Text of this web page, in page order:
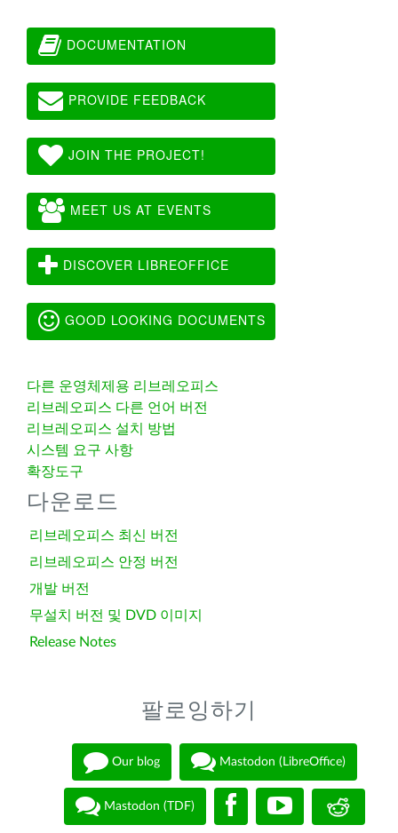
DOCUMENTATION
PROVIDE FEEDBACK
JOIN THE PROJECT!
MEET US AT EVENTS
DISCOVER LIBREOFFICE
GOOD LOOKING DOCUMENTS
다른 운영체제용 리브레오피스
리브레오피스 다른 언어 버전
리브레오피스 설치 방법
시스템 요구 사항
확장도구
다운로드
리브레오피스 최신 버전
리브레오피스 안정 버전
개발 버전
무설치 버전 및 DVD 이미지
Release Notes
팔로잉하기
Our blog Mastodon (LibreOffice)
Mastodon (TDF)